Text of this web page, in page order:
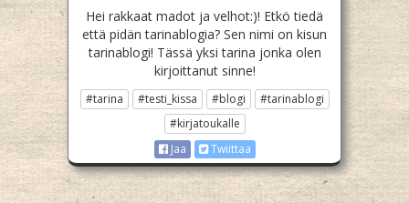
Hei rakkaat madot ja velhot:)! Etkö tiedä
että pidän tarinablogia? Sen nimi on kisun
tarinablogi! Tässä yksi tarina jonka olen
kirjoittanut sinne!
#tarina #testi_kissa #blogi
#tarinablogi
#kirjatoukalle
Jaa
Twiittaa